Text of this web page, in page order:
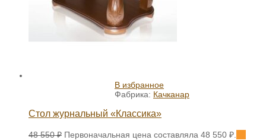
В избранное
Фабрика: Качканар
Стол журнальный «Классика»
48 550₽ Первоначальная цена составляла 48 550 ₽.